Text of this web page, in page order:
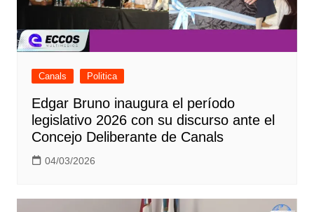
Canals Politica
Edgar Bruno inaugura el período
legislativo 2026 con su discurso ante el
Concejo Deliberante de Canals
04/03/2026